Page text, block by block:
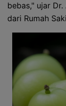
bebas," ujar
dari Rumah